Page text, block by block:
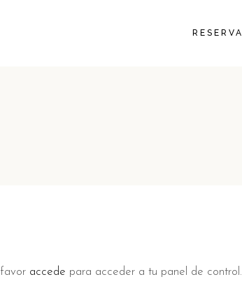
RESERVA
accede para acceder a tu panel de control.